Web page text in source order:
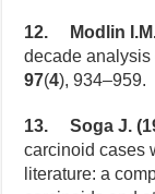
12. Modlin
decade analysis
97(4), 934–959.
13. Soga J.
carcinoid cases
literature: a